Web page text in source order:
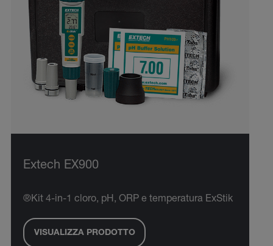
Extech EX900
®Kit 4-in-1 cloro, pH, ORP e temperatura ExStik
VISUALIZZA PRODOTTO